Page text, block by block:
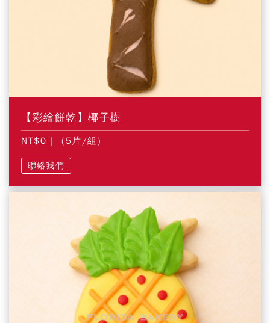
【彩繪餅乾】椰子樹
NT$0 | (5片/組)
聯絡我們